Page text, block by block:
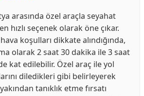
arasında özel araçla seyahat
hızlı seçenek olarak öne çıkar.
koşulları dikkate alındığında,
olarak 2 saat 30 dakika ile 3 saat
kat edilebilir. Özel araç ile yol
diledikleri gibi belirleyerek
tanıklık etme fırsatı